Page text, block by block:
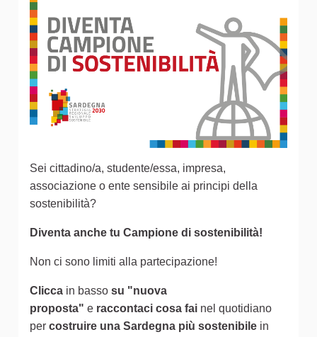
Sei cittadino/a, studente/essa, impresa,
associazione o ente sensibile ai principi della
sostenibilità?
Diventa anche tu Campione di sostenibilità!
Non ci sono limiti alla partecipazione!
Clicca in basso su "nuova
proposta" e raccontaci cosa fai nel quotidiano
per costruire una Sardegna più sostenibile in